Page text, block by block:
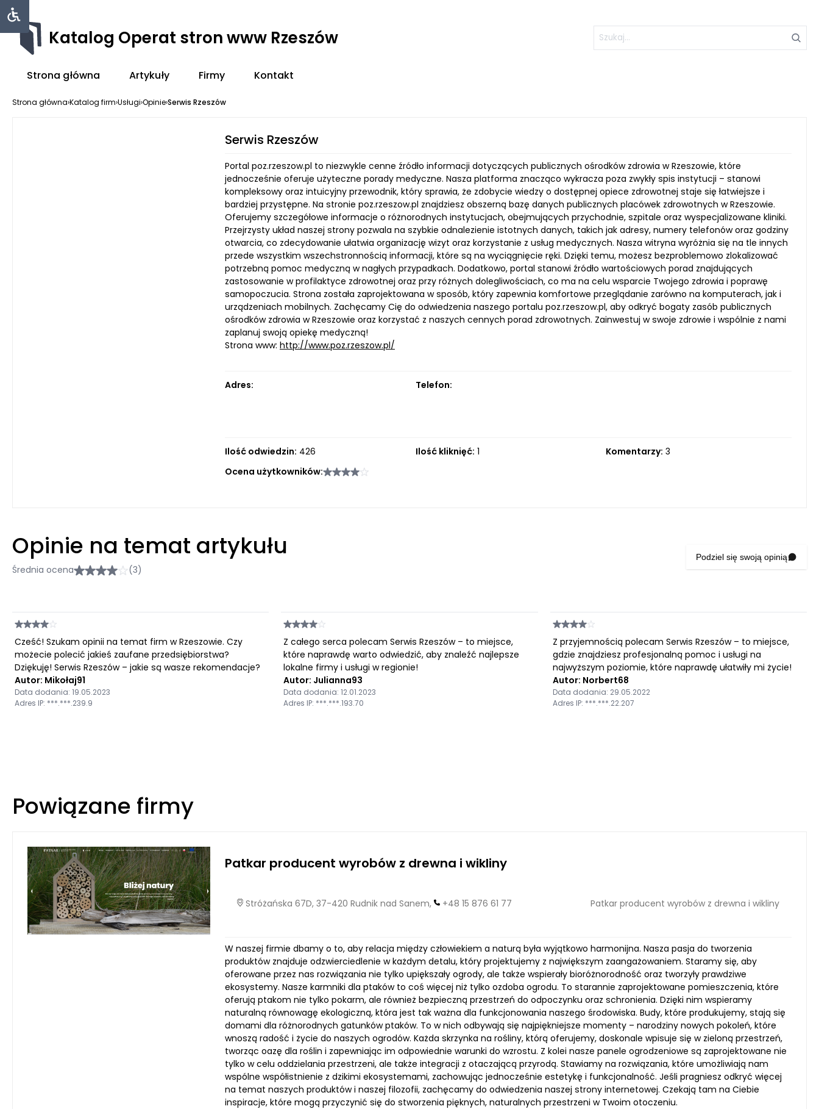
Katalog Operat stron www Rzeszów
Strona główna Artykuły Firmy Kontakt
Strona główna›Katalog firm›Usługi›Opinie›Serwis Rzeszów
Serwis Rzeszów
Portal poz.rzeszow.pl to niezwykle cenne źródło informacji dotyczących publicznych ośrodków zdrowia w Rzeszowie, które
jednocześnie oferuje użyteczne porady medyczne. Nasza platforma znacząco wykracza poza zwykły spis instytucji – stanowi
kompleksowy oraz intuicyjny przewodnik, który sprawia, że zdobycie wiedzy o dostępnej opiece zdrowotnej staje się łatwiejsze i
bardziej przystępne. Na stronie poz.rzeszow.pl znajdziesz obszerną bazę danych publicznych placówek zdrowotnych w Rzeszowie.
Oferujemy szczegółowe informacje o różnorodnych instytucjach, obejmujących przychodnie, szpitale oraz wyspecjalizowane kliniki.
Przejrzysty układ naszej strony pozwala na szybkie odnalezienie istotnych danych, takich jak adresy, numery telefonów oraz godziny
otwarcia, co zdecydowanie ułatwia organizację wizyt oraz korzystanie z usług medycznych. Nasza witryna wyróżnia się na tle innych
przede wszystkim wszechstronnością informacji, które są na wyciągnięcie ręki. Dzięki temu, możesz bezproblemowo zlokalizować
potrzebną pomoc medyczną w nagłych przypadkach. Dodatkowo, portal stanowi źródło wartościowych porad znajdujących
zastosowanie w profilaktyce zdrowotnej oraz przy różnych dolegliwościach, co ma na celu wsparcie Twojego zdrowia i poprawę
samopoczucia. Strona została zaprojektowana w sposób, który zapewnia komfortowe przeglądanie zarówno na komputerach, jak i
urządzeniach mobilnych. Zachęcamy Cię do odwiedzenia naszego portalu poz.rzeszow.pl, aby odkryć bogaty zasób publicznych
ośrodków zdrowia w Rzeszowie oraz korzystać z naszych cennych porad zdrowotnych. Zainwestuj w swoje zdrowie i wspólnie z nami
zaplanuj swoją opiekę medyczną!
Strona www: http://www.poz.rzeszow.pl/
Adres: Telefon:
Ilość odwiedzin: 426 Ilość kliknięć: 1 Komentarzy: 3
Ocena użytkowników:
Opinie na temat artykułu
Średnia ocena (3)
Podziel się swoją opinią
Cześć! Szukam opinii na temat firm w Rzeszowie. Czy
możecie polecić jakieś zaufane przedsiębiorstwa?
Dziękuję! Serwis Rzeszów – jakie są wasze rekomendacje?
Autor: Mikołaj91
Data dodania: 19.05.2023
Adres IP: ***.***.239.9
Z całego serca polecam Serwis Rzeszów – to miejsce,
które naprawdę warto odwiedzić, aby znaleźć najlepsze
lokalne firmy i usługi w regionie!
Autor: Julianna93
Data dodania: 12.01.2023
Adres IP: ***.***.193.70
Z przyjemnością polecam Serwis Rzeszów – to miejsce,
gdzie znajdziesz profesjonalną pomoc i usługi na
najwyższym poziomie, które naprawdę ułatwiły mi życie!
Autor: Norbert68
Data dodania: 29.05.2022
Adres IP: ***.***.22.207
Powiązane firmy
Patkar producent wyrobów z drewna i wikliny
Stróżańska 67D, 37-420 Rudnik nad Sanem, +48 15 876 61 77 Patkar producent wyrobów z drewna i wikliny
W naszej firmie dbamy o to, aby relacja między człowiekiem a naturą była wyjątkowo harmonijna. Nasza pasja do tworzenia
produktów znajduje odzwierciedlenie w każdym detalu, który projektujemy z największym zaangażowaniem. Staramy się, aby
oferowane przez nas rozwiązania nie tylko upiększały ogrody, ale także wspierały bioróżnorodność oraz tworzyły prawdziwe
ekosystemy. Nasze karmniki dla ptaków to coś więcej niż tylko ozdoba ogrodu. To starannie zaprojektowane pomieszczenia, które
oferują ptakom nie tylko pokarm, ale również bezpieczną przestrzeń do odpoczynku oraz schronienia. Dzięki nim wspieramy
naturalną równowagę ekologiczną, która jest tak ważna dla funkcjonowania naszego środowiska. Budy, które produkujemy, stają się
domami dla różnorodnych gatunków ptaków. To w nich odbywają się najpiękniejsze momenty – narodziny nowych pokoleń, które
wnoszą radość i życie do naszych ogrodów. Każda skrzynka na rośliny, którą oferujemy, doskonale wpisuje się w zieloną przestrzeń,
tworząc oazę dla roślin i zapewniając im odpowiednie warunki do wzrostu. Z kolei nasze panele ogrodzeniowe są zaprojektowane nie
tylko w celu oddzielania przestrzeni, ale także integracji z otaczającą przyrodą. Stawiamy na rozwiązania, które umożliwiają nam
wspólne współistnienie z dzikimi ekosystemami, zachowując jednocześnie estetykę i funkcjonalność. Jeśli pragniesz odkryć więcej
na temat naszych produktów i naszej filozofii, zachęcamy do odwiedzenia naszej strony internetowej. Czekają tam na Ciebie
inspiracje, które mogą przyczynić się do stworzenia pięknych, naturalnych przestrzeni w Twoim otoczeniu.